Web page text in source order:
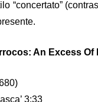
“concertato”
An Excess Of
3:33